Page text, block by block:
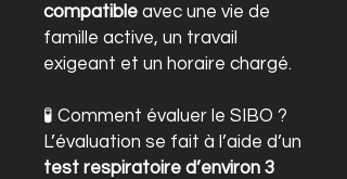
compatible avec une vie de
famille active, un travail
exigeant et un horaire chargé.
🧪 Comment évaluer le SIBO ?
L’évaluation se fait à l’aide d’un
test respiratoire d’environ 3